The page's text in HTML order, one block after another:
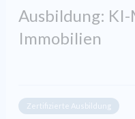
Ausbildung:
Immobilien
Zertifizierte Ausbildung